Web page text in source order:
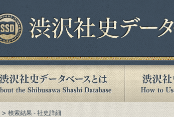
検索結果 - 社史詳細